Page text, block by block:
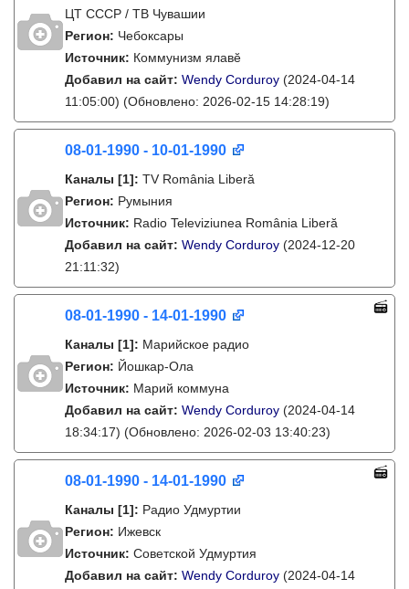
ЦТ СССР / ТВ Чувашии
Регион: Чебоксары
Источник: Коммунизм ялавӗ
Добавил на сайт: Wendy Corduroy (2024-04-14
11:05:00) (Обновлено: 2026-02-15 14:28:19)
08-01-1990 - 10-01-1990
Каналы [1]: TV România Liberă
Регион: Румыния
Источник: Radio Televiziunea România Liberă
Добавил на сайт: Wendy Corduroy (2024-12-20
21:11:32)
08-01-1990 - 14-01-1990
Каналы [1]: Марийское радио
Регион: Йошкар-Ола
Источник: Марий коммуна
Добавил на сайт: Wendy Corduroy (2024-04-14
18:34:17) (Обновлено: 2026-02-03 13:40:23)
08-01-1990 - 14-01-1990
Каналы [1]: Радио Удмуртии
Регион: Ижевск
Источник: Советской Удмуртия
Добавил на сайт: Wendy Corduroy (2024-04-14